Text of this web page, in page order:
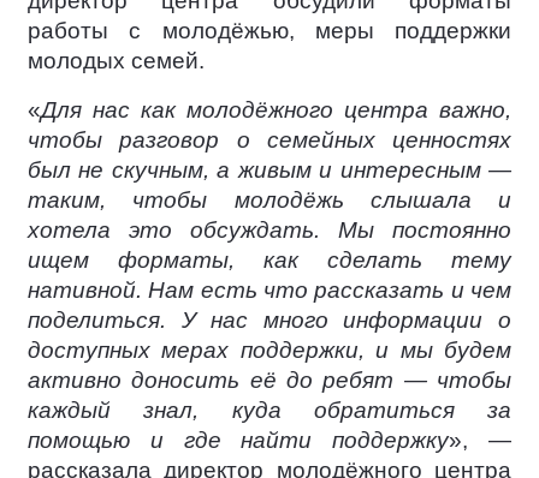
работы с молодёжью, меры поддержки
молодых семей.
«Для нас как молодёжного центра важно,
чтобы разговор о семейных ценностях
был не скучным, а живым и интересным —
таким, чтобы молодёжь слышала и
хотела это обсуждать. Мы постоянно
ищем форматы, как сделать тему
нативной. Нам есть что рассказать и чем
поделиться. У нас много информации о
доступных мерах поддержки, и мы будем
активно доносить её до ребят — чтобы
каждый знал, куда обратиться за
помощью и где найти поддержку», —
рассказала директор молодёжного центра